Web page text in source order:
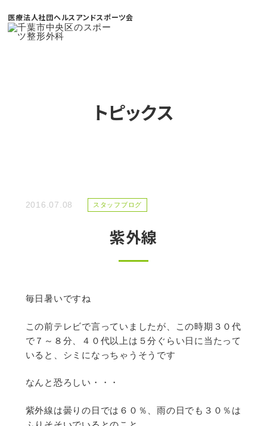
医療法人社団ヘルスアンドスポーツ会
トピックス
2016.07.08 スタッフブログ
紫外線
毎日暑いですね
この前テレビで言っていましたが、この時期３０代
で７～８分、４０代以上は５分ぐらい日に当たって
いると、シミになっちゃうそうです
なんと恐ろしい・・・
紫外線は曇りの日では６０％、雨の日でも３０％は